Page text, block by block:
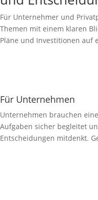
Für Unternehmer und
Themen mit einem klaren
Pläne und Investitionen auf
Für Unternehmen
Unternehmen brauchen
Aufgaben sicher begleitet
Entscheidungen mitdenkt.